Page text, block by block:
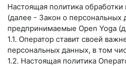
Настоящая политика
(далее - Закон о
предпринимаемые Open Yoga
1.1. Оператор ставит своей
персональных данных, в том
1.2. Настоящая политика